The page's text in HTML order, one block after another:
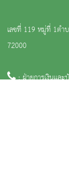
เลขที่ 119 หมู่ที่ 1ตำ
72000
: ฝ่ายการเงินแล